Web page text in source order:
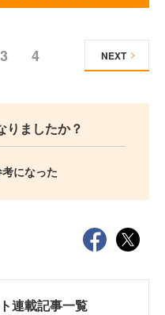
3 4 NEXT
りましたか？
になった
連載記事一覧